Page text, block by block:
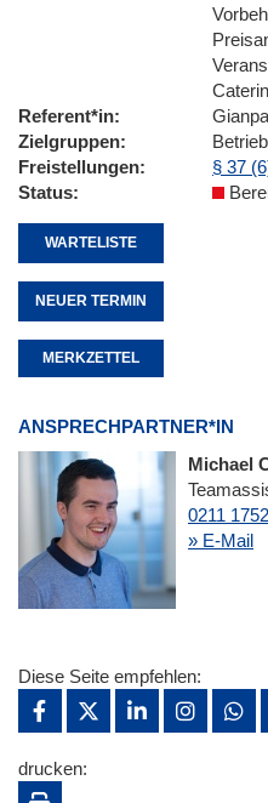
Referent*in
Zielgruppen
Freistellungen
§ 37
Status
WARTELISTE
NEUER TERMIN
MERKZETTEL
ANSPRECHPARTNER*IN
Michael
0211
» E-Mail
Diese Seite empfehlen:
drucken: